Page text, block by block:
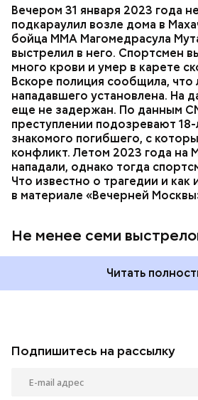
Вечером 31 января 2023 года
подкараулил возле дома в
бойца ММА Магомедрасула
выстрелил в него. Спортсмен
много крови и умер в карете
Вскоре полиция сообщила, что
нападавшего установлена. На
еще не задержан. По данным
преступлении подозревают 18-
знакомого погибшего, с
конфликт. Летом 2023 года на
нападали, однако тогда
Что известно о трагедии и
в материале «Вечерней
Не менее семи
Очевидцы трагедии вызвали
помощь, однако врачи
пострадавший умер по пути в
Читать
СПОРТ СЛЕДСТВЕННЫЙ
РЕСПУБЛИКА ДАГЕСТАН
Подпишитесь на рассылку